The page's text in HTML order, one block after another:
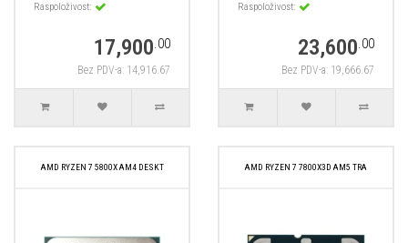
Raspoloživost:
17,900.00
Bez PDV-a: 14,916.67
Raspoloživost:
23,600.00
Bez PDV-a: 19,666.67
AMD RYZEN 7 5800X AM4 DESKT AMD RYZEN 7 7800X3D AM5 TRA